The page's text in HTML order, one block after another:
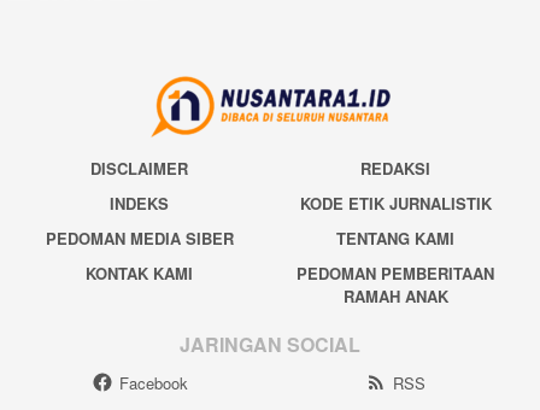
DISCLAIMER
REDAKSI
INDEKS
KODE ETIK JURNALISTIK
PEDOMAN MEDIA SIBER
TENTANG KAMI
KONTAK KAMI
PEDOMAN PEMBERITAAN
RAMAH ANAK
JARINGAN SOCIAL
Facebook RSS